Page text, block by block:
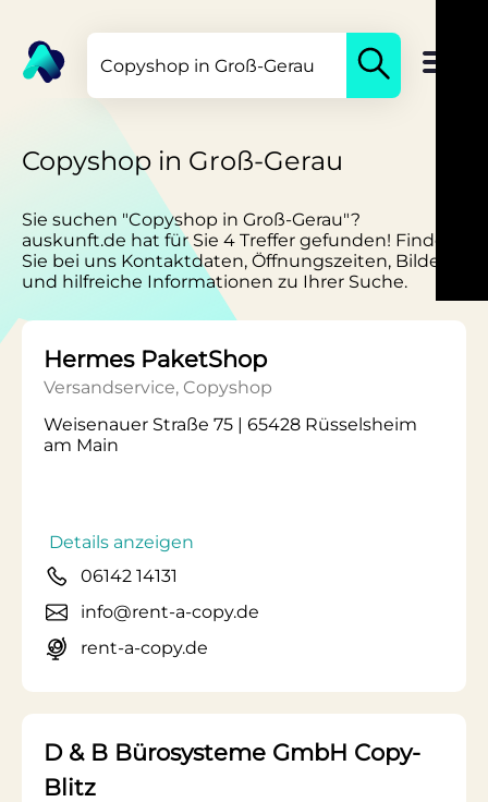
Copyshop in Groß-Gerau
Sie suchen "Copyshop in Groß-Gerau"?
auskunft.de hat für Sie 4 Treffer gefunden! Finden
Sie bei uns Kontaktdaten, Öffnungszeiten, Bilder
und hilfreiche Informationen zu Ihrer Suche.
Hermes PaketShop
Versandservice, Copyshop
Weisenauer Straße 75 | 65428 Rüsselsheim
am Main
Details anzeigen
06142 14131
info@rent-a-copy.de
rent-a-copy.de
D & B Bürosysteme GmbH Copy-
Blitz